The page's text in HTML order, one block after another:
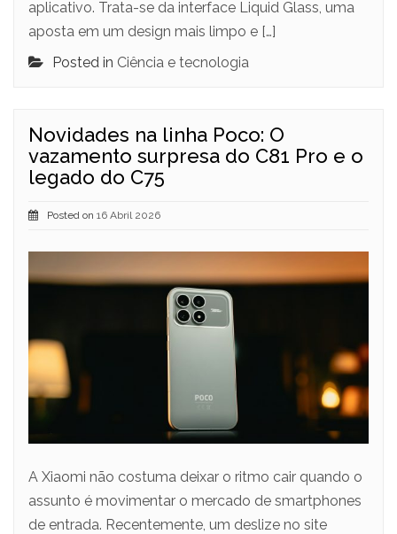
aplicativo. Trata-se da interface Liquid Glass, uma
aposta em um design mais limpo e […]
Posted in Ciência e tecnologia
Novidades na linha Poco: O
vazamento surpresa do C81 Pro e o
legado do C75
Posted on 16 Abril 2026
A Xiaomi não costuma deixar o ritmo cair quando o
assunto é movimentar o mercado de smartphones
de entrada. Recentemente, um deslize no site